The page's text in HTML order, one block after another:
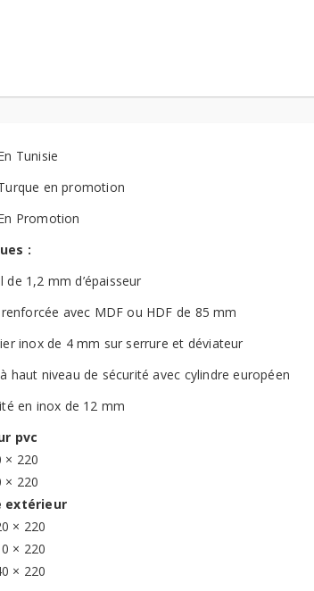
Tunisie
en promotion
Promotion
:
de 1,2 mm d’épaisseur
avec MDF ou HDF de 85 mm
inox de 4 mm sur serrure et déviateur
haut niveau de sécurité avec cylindre européen
en inox de 12 mm
pvc
× 220
× 220
extérieur
× 220
× 220
× 220